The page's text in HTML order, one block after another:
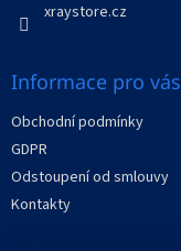
xraystore.cz
Informace pro vás
Obchodní podmínky
GDPR
Odstoupení od smlouvy
Kontakty